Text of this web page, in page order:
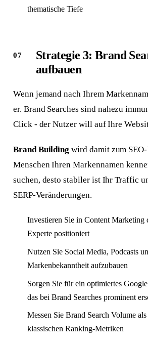
thematische Tiefe
Strategie 3: Brand
aufbauen
Wenn jemand nach Ihrem
er. Brand Searches sind nahezu
Click - der Nutzer will auf Ihre
Brand Building wird damit zum
Menschen Ihren Markennamen
suchen, desto stabiler ist Ihr Traffic
SERP-Veränderungen.
Investieren Sie in Content Marketing
Experte positioniert
Nutzen Sie Social Media, Podcasts
Markenbekanntheit aufzubauen
Sorgen Sie für ein optimiertes
das bei Brand Searches prominent
Messen Sie Brand Search Volume
klassischen Ranking-Metriken